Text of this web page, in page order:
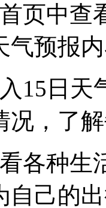
页中查
气预报
15日天
况，了
各种生
自己的